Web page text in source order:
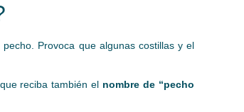
Provoca que algunas costillas y el
reciba también el nombre de “pecho